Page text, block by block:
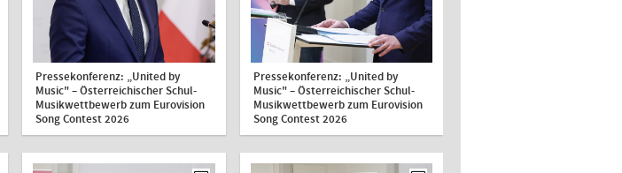
Pressekonferenz: „United by
Music" – Österreichischer Schul-
Musikwettbewerb zum Eurovision
Song Contest 2026
Pressekonferenz: „United by
Music" – Österreichischer Schul-
Musikwettbewerb zum Eurovision
Song Contest 2026